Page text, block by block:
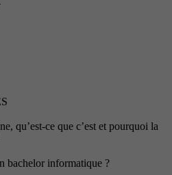
qu’est-ce que c’est et pourquoi la
bachelor informatique ?